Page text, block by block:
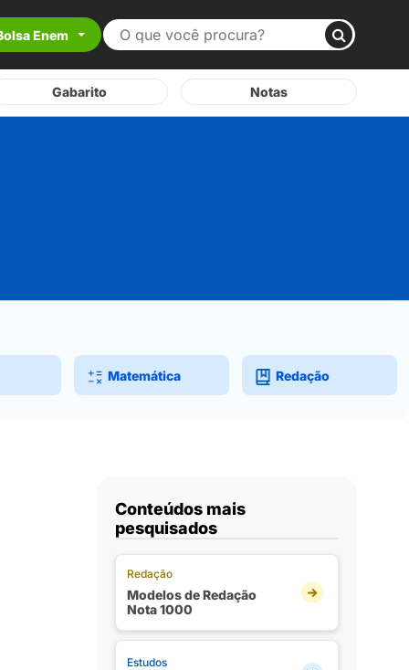
Enem
Gabarito Notas
Matemática Redação
Conteúdos mais
pesquisados
Redação
Modelos de Redação
Nota 1000
Estudos